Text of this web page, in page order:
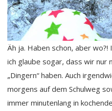
Äh ja. Haben schon, aber
ich glaube sogar, dass wir nur
„Dingern“ haben. Auch
morgens auf dem Schulweg
immer minutenlang in